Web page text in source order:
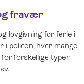
fravær
lovgivning for ferie i
i policen, hvor mange
for forskellige typer